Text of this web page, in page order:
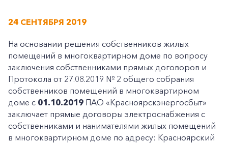
24 СЕНТЯБРЯ 2019
На основании решения собственников жилых
помещений в многоквартирном доме по вопросу
заключения собственниками прямых договоров и
Протокола от 27.08.2019 № 2 общего собрания
собственников помещений в многоквартирном
доме с 01.10.2019 ПАО «Красноярскэнергосбыт»
заключает прямые договоры электроснабжения с
собственниками и нанимателями жилых помещений
в многоквартирном доме по адресу: Красноярский